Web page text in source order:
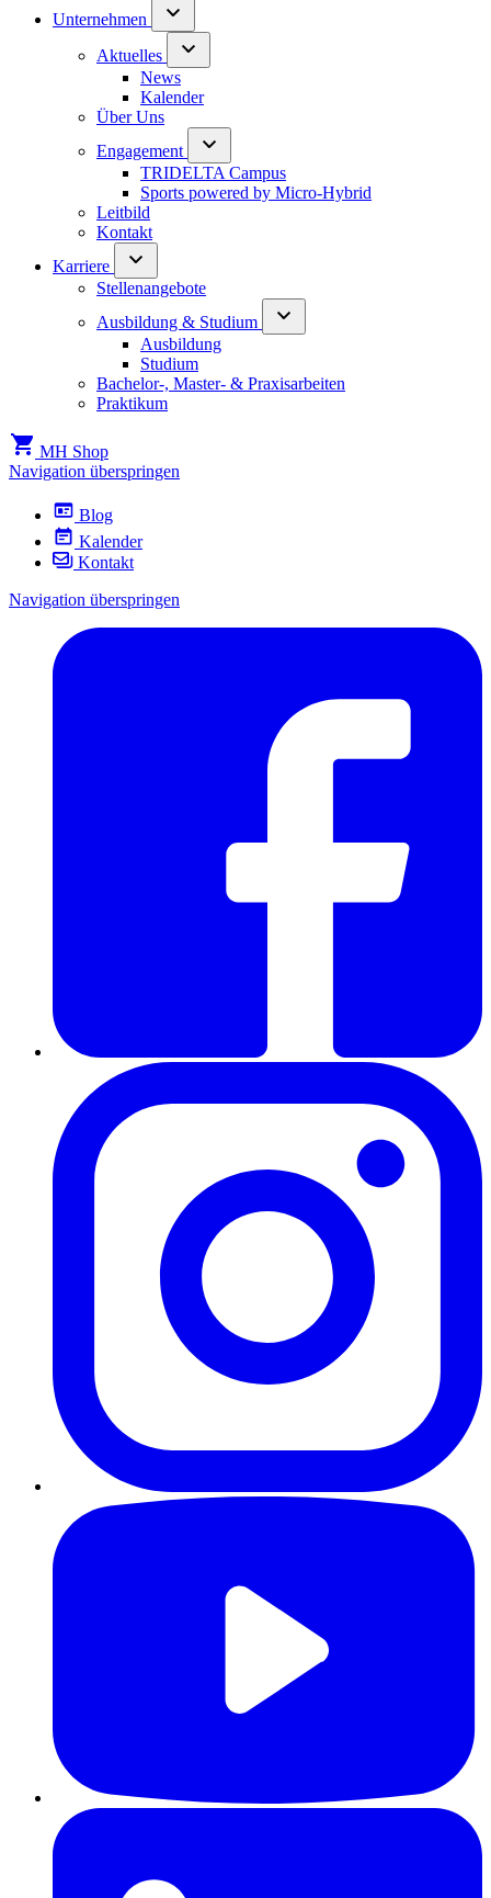
Unternehmen
Aktuelles
News
Kalender
Über Uns
Engagement
TRIDELTA Campus
Sports powered by Micro-Hybrid
Leitbild
Kontakt
Karriere
Stellenangebote
Ausbildung & Studium
Ausbildung
Studium
Bachelor-, Master- & Praxisarbeiten
Praktikum
MH Shop
Navigation überspringen
Blog
Kalender
Kontakt
Navigation überspringen